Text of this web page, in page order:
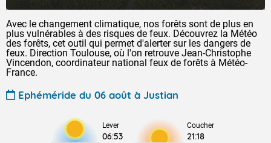
Avec le changement climatique, nos forêts sont de plus en
plus vulnérables à des risques de feux. Découvrez la Météo
des forêts, cet outil qui permet d'alerter sur les dangers de
feux. Direction Toulouse, où l'on retrouve Jean-Christophe
Vincendon, coordinateur national feux de forêts à Météo-
France.
Ephéméride du 06 août à Justian
Lever
06:53
Coucher
21:18